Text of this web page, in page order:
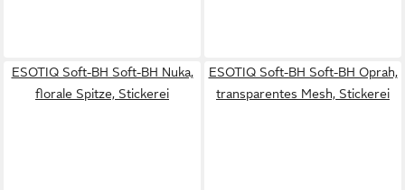
ESOTIQ Soft-BH Soft-BH Nuka,
florale Spitze, Stickerei
ESOTIQ Soft-BH Soft-BH Oprah,
transparentes Mesh, Stickerei